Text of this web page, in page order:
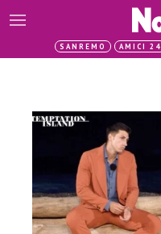
SANREMO AMICI 24